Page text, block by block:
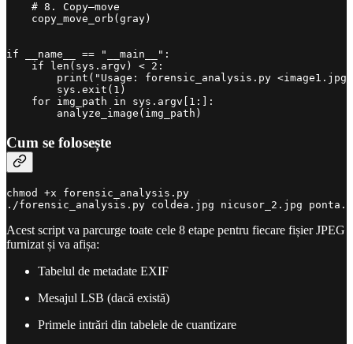
    # 8. Copy–move
    copy_move_orb(gray)
if __name__ == "__main__":
    if len(sys.argv) < 2:
print("Usage: forensic_analysis.py
        sys.exit(1)
    for img_path in sys.argv[1:]:
Cum se folosește
chmod +x forensic_analysis.py
./forensic_analysis.py coldea.jpg nicusor_2.jpg
Acest script va parcurge toate cele 8 etape pentru fiecare fișier JPEG
furnizat și va afișa:
Tabelul de metadate EXIF
Mesajul LSB (dacă există)
Primele intrări din tabelele de cuantizare